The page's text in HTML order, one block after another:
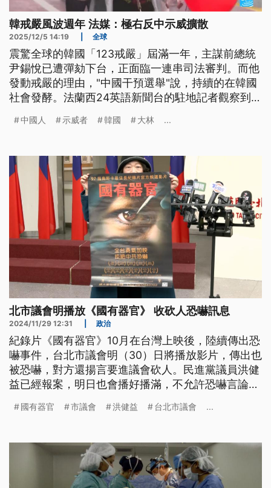
韓戒嚴風波週年 法媒：極右反中示威擴散
2025/12/5 14:19 全球
震驚全球的韓國「123戒嚴」屆滿一年，主謀前總統
尹錫悅已遭彈劾下台，正面臨一連串司法審判。而他
發動戒嚴的理由，"中國干預選舉"說，持續的在韓國
社會發酵。法蘭西24英語新聞台的駐地記者觀察到，
的辱罵與歧視性語言，從網路擴散到現實生活、職
不安。
中國人 示威者 韓國 大林 ...
北市議會明播放《國有器官》 收砍人恐嚇訊息
2024/11/29 12:31 政治
紀錄片《國有器官》10月在台灣上映後，陸續傳出恐
嚇事件，台北市議會明（30）日將播放影片，傳出也
被恐嚇，對方還揚言要進議會砍人。民進黨議員洪健
益已經報案，明日也會播好播滿，不允許恐嚇言論在
國有器官 市議會 洪健益 台北市議會 ...